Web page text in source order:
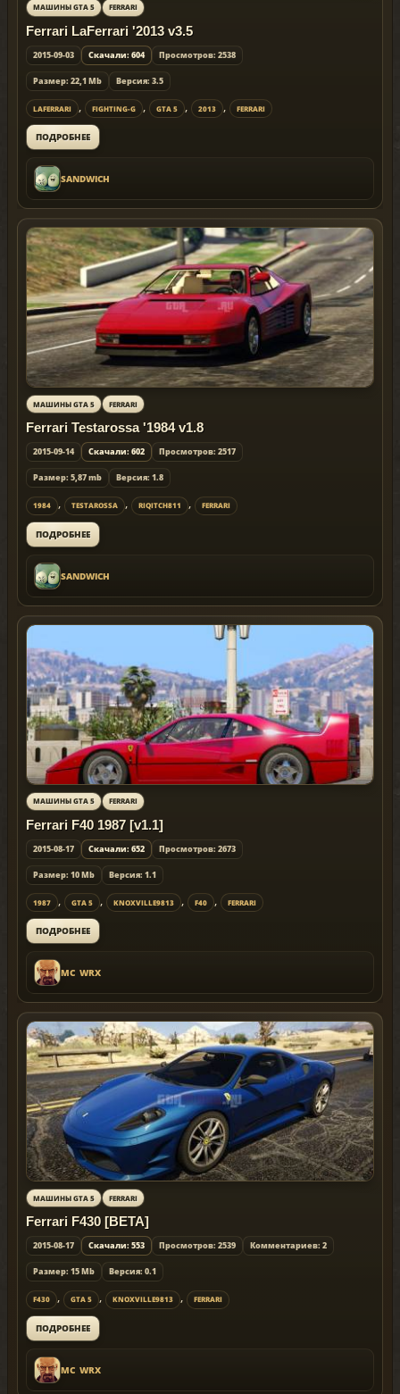
МАШИНЫ GTA 5 FERRARI
Ferrari LaFerrari '2013 v3.5
2015-09-03 Скачали: 604 Просмотров: 2538
Размер: 22,1 Mb Версия: 3.5
LAFERRARI , FIGHTING-G , GTA 5 , 2013 , FERRARI
ПОДРОБНЕЕ
SANDWICH
МАШИНЫ GTA 5 FERRARI
Ferrari Testarossa '1984 v1.8
2015-09-14 Скачали: 602 Просмотров: 2517
Размер: 5,87 mb Версия: 1.8
1984 , TESTAROSSA , RIQITCH811 , FERRARI
ПОДРОБНЕЕ
SANDWICH
МАШИНЫ GTA 5 FERRARI
Ferrari F40 1987 [v1.1]
2015-08-17 Скачали: 652 Просмотров: 2673
Размер: 10 Mb Версия: 1.1
1987 , GTA 5 , KNOXVILLE9813 , F40 , FERRARI
ПОДРОБНЕЕ
MC_WRX
МАШИНЫ GTA 5 FERRARI
Ferrari F430 [BETA]
2015-08-17 Скачали: 553 Просмотров: 2539 Комментариев: 2
Размер: 15 Mb Версия: 0.1
F430 , GTA 5 , KNOXVILLE9813 , FERRARI
ПОДРОБНЕЕ
MC_WRX